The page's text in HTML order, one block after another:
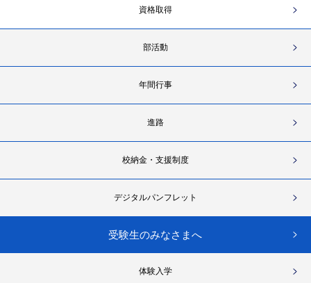
資格取得
部活動
年間行事
進路
校納金・支援制度
デジタルパンフレット
受験生のみなさまへ
体験入学